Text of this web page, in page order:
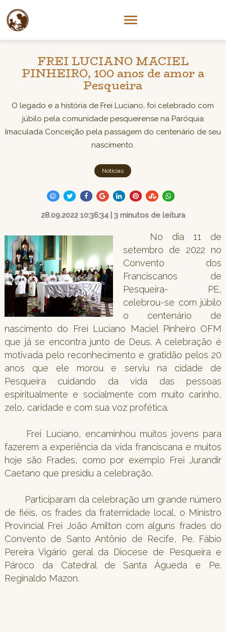
FREI LUCIANO MACIEL
PINHEIRO, 100 anos de amor a
Pesqueira
O legado e a história de Frei Luciano, foi celebrado com
júbilo pela comunidade pesqueirense na Paróquia
Imaculada Conceição pela passagem do centenário de seu
nascimento.
Notícias
28.09.2022 10:36:34 | 3 minutos de leitura
No dia 11 de
setembro de 2022 no
Convento dos
Franciscanos de
Pesqueira- PE,
celebrou-se com júbilo
o centenário de
nascimento do Frei Luciano Maciel Pinheiro OFM
que já se encontra junto de Deus. A celebração é
motivada pelo reconhecimento e gratidão pelos 20
anos que ele morou e serviu na cidade de
Pesqueira cuidando da vida das pessoas
espiritualmente e socialmente com muito carinho,
zelo, caridade e com sua voz profética.
Frei Luciano, encaminhou muitos jovens para
fazerem a experiência da vida franciscana e muitos
hoje são Frades, como por exemplo Frei Jurandir
Caetano que presidiu a celebração.
Participaram da celebração um grande número
de fiéis, os frades da fraternidade local, o Ministro
Provincial Frei João Amilton com alguns frades do
Convento de Santo Antônio de Recife, Pe. Fábio
Pereira Vigário geral da Diocese de Pesqueira e
Pároco da Catedral de Santa Águeda e Pe.
Reginaldo Mazon.